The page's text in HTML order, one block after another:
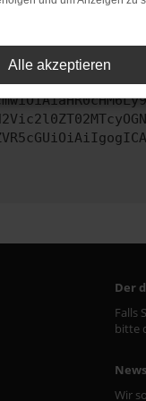
Du kannst uns
Der
Falls
bitte
Wir
Alle akzeptieren